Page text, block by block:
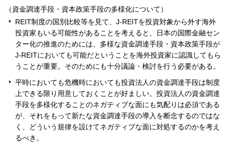
（資金調達手段・資本政策手段の多様化について）
REIT制度の国別比較等を見て、J-REITを投資対象から外す海外
投資家もいる可能性があることを考えると、日本の国際金融セン
ター化の推進のためには、多様な資金調達手段・資本政策手段が
J-REITにおいても可能だということを海外投資家に認識してもら
うことが重要。そのためにも十分議論・検討を行う必要がある。
平時においても危機時においても投資法人の資金調達手段は制度
上できる限り用意しておくことが好ましい。投資法人の資金調達
手段を多様化することのネガティブな面にも気配りは必須である
が、それをもって新たな資金調達手段の導入を断念するのではな
く、どういう規律を設けてネガティブな面に対処するのかを考え
るべき。